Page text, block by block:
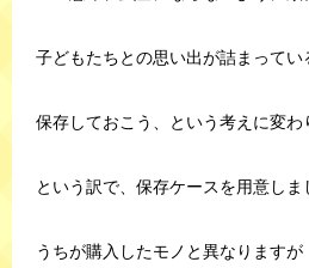
子どもたちとの思い出が詰まってい
保存しておこう、という考えに変わ
という訳で、保存ケースを用意しま
うちが購入したモノと異なりますが